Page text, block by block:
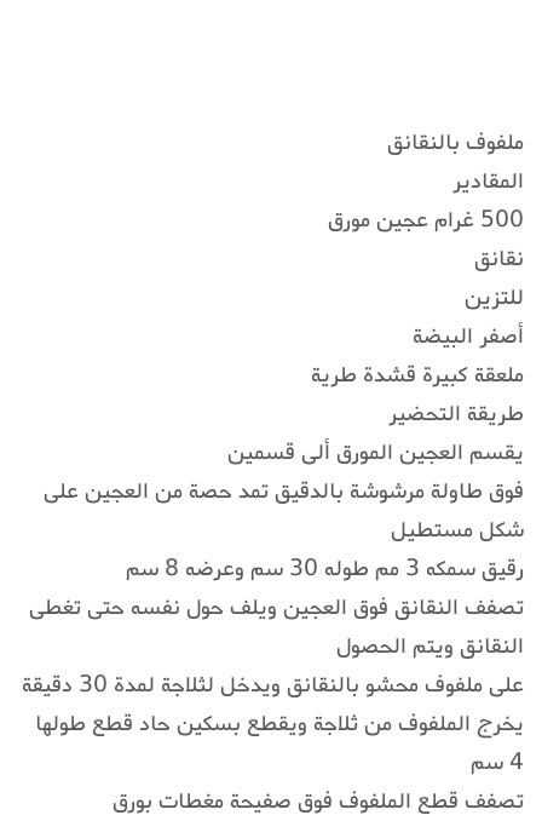
ملفوف بالنقانق
المقادير
500 غرام عجين مورق
نقانق
للتزين
أصفر البيضة
ملعقة كبيرة قشدة طرية
طريقة التحضير
يقسم العجين المورق ألى قسمين
فوق طاولة مرشوشة بالدقيق تمد حصة من العجين على
شكل مستطيل
رقيق سمكه 3 مم طوله 30 سم وعرضه 8 سم
تصفف النقانق فوق العجين ويلف حول نفسه حتى تغطى
النقانق ويتم الحصول
على ملفوف محشو بالنقانق ويدخل لثلاجة لمدة 30 دقيقة
يخرج الملفوف من ثلاجة ويقطع بسكين حاد قطع طولها
4 سم
تصفف قطع الملفوف فوق صفيحة مغطات بورق